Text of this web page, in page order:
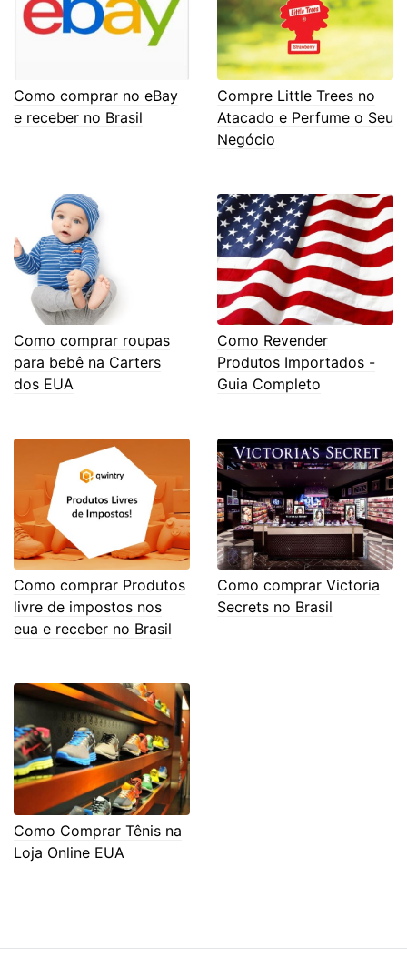
Como comprar no eBay
e receber no Brasil
Compre Little Trees no
Atacado e Perfume o Seu
Negócio
Como comprar roupas
para bebê na Carters
dos EUA
Como Revender
Produtos Importados -
Guia Completo
Como comprar Produtos
livre de impostos nos
eua e receber no Brasil
Como comprar Victoria
Secrets no Brasil
Como Comprar Tênis na
Loja Online EUA